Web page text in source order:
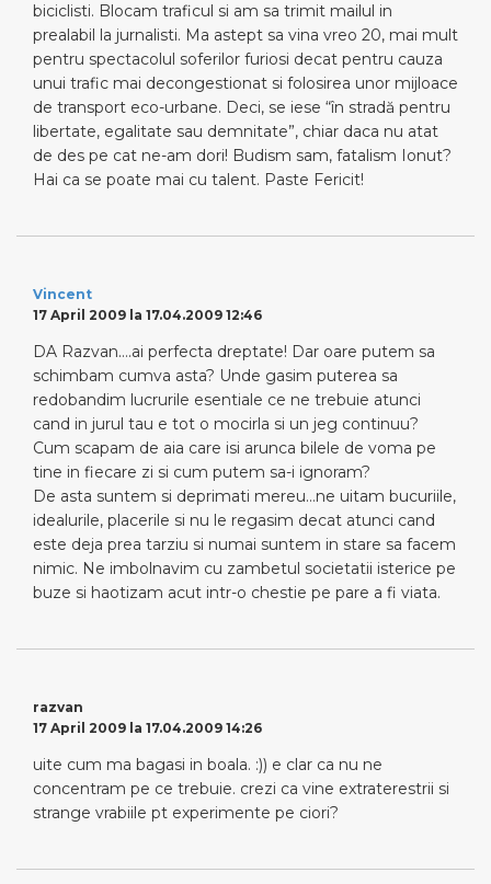
biciclisti. Blocam traficul si am sa trimit mailul in
prealabil la jurnalisti. Ma astept sa vina vreo 20, mai mult
pentru spectacolul soferilor furiosi decat pentru cauza
unui trafic mai decongestionat si folosirea unor mijloace
de transport eco-urbane. Deci, se iese “în stradă pentru
libertate, egalitate sau demnitate”, chiar daca nu atat
de des pe cat ne-am dori! Budism sam, fatalism Ionut?
Hai ca se poate mai cu talent. Paste Fericit!
Vincent
17 April 2009 la 17.04.2009 12:46
DA Razvan….ai perfecta dreptate! Dar oare putem sa
schimbam cumva asta? Unde gasim puterea sa
redobandim lucrurile esentiale ce ne trebuie atunci
cand in jurul tau e tot o mocirla si un jeg continuu?
Cum scapam de aia care isi arunca bilele de voma pe
tine in fiecare zi si cum putem sa-i ignoram?
De asta suntem si deprimati mereu…ne uitam bucuriile,
idealurile, placerile si nu le regasim decat atunci cand
este deja prea tarziu si numai suntem in stare sa facem
nimic. Ne imbolnavim cu zambetul societatii isterice pe
buze si haotizam acut intr-o chestie pe pare a fi viata.
razvan
17 April 2009 la 17.04.2009 14:26
uite cum ma bagasi in boala. :)) e clar ca nu ne
concentram pe ce trebuie. crezi ca vine extraterestrii si
strange vrabiile pt experimente pe ciori?